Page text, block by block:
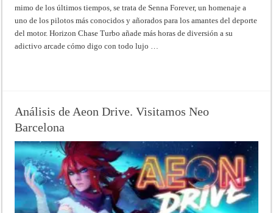
mimo de los últimos tiempos, se trata de Senna Forever, un homenaje a
uno de los pilotos más conocidos y añorados para los amantes del deporte
del motor. Horizon Chase Turbo añade más horas de diversión a su
adictivo arcade cómo digo con todo lujo …
Análisis de Aeon Drive. Visitamos Neo
Barcelona